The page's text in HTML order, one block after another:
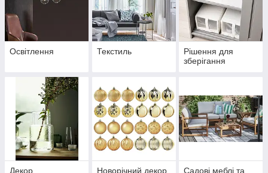
Освітлення Текстиль
Рішення для
зберігання
Декор Новорічний декор
Садові меблі та